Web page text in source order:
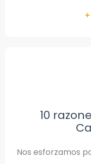
10
Nos esforzamos